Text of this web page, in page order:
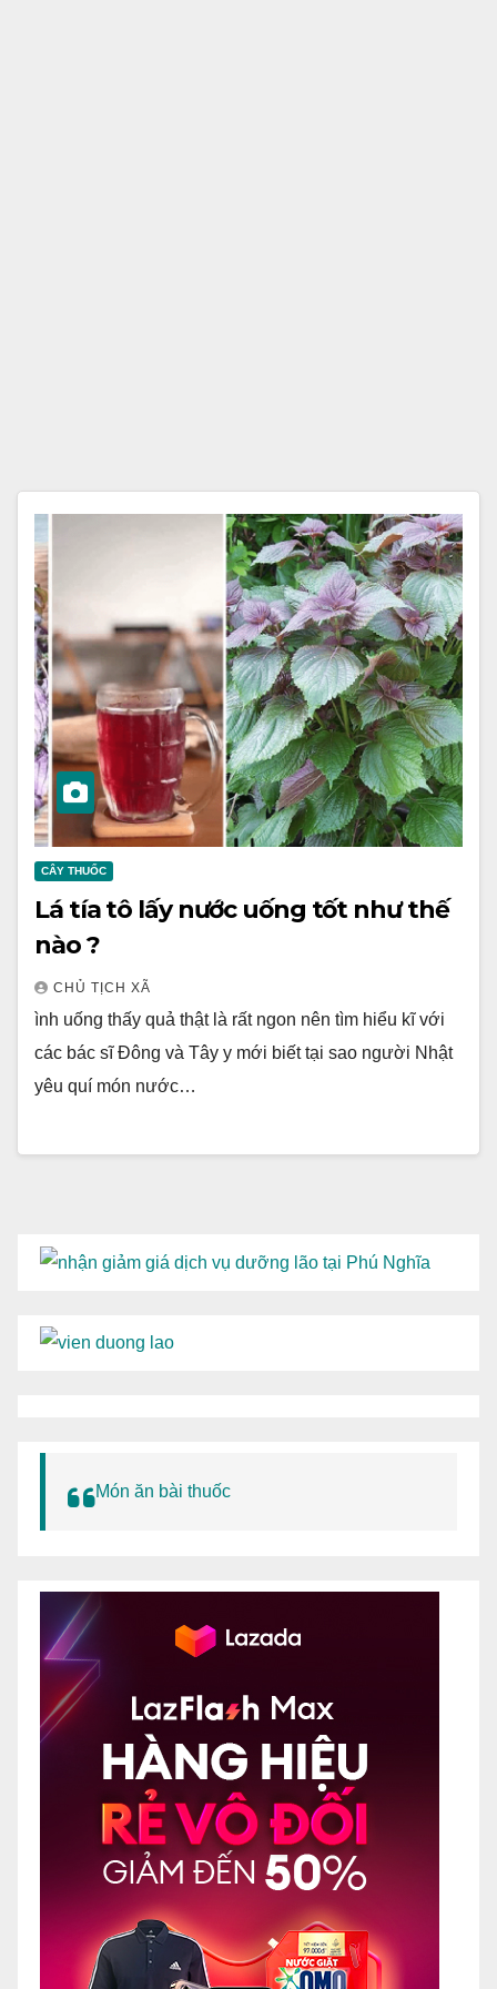
CÂY THUỐC
Lá tía tô lấy nước uống tốt như thế
nào ?
CHỦ TỊCH XÃ
ình uống thấy quả thật là rất ngon nên tìm hiểu kĩ với
các bác sĩ Đông và Tây y mới biết tại sao người Nhật
yêu quí món nước…
Món ăn bài thuốc